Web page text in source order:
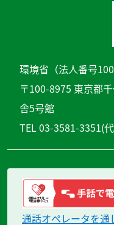
環境省（法人番号
〒100-8975 東京都
舎5号館
TEL 03-3581-3351(
通話オペレータを